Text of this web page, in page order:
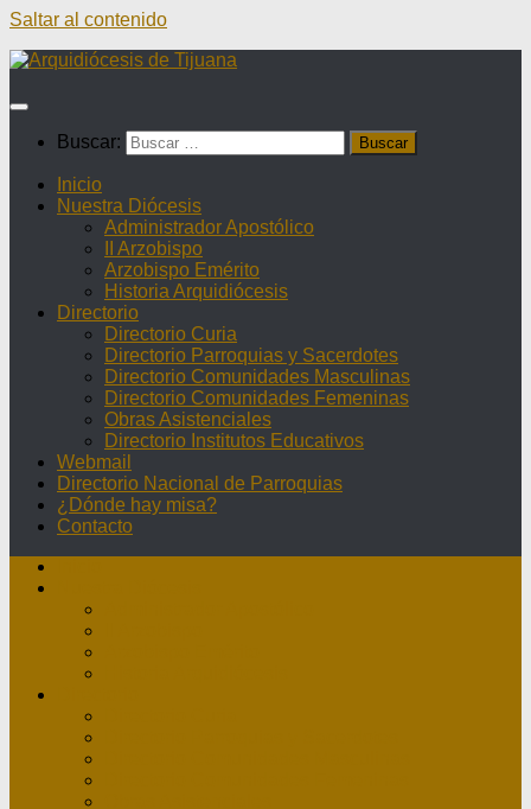
Saltar al contenido
Buscar:
Inicio
Nuestra Diócesis
Administrador Apostólico
II Arzobispo
Arzobispo Emérito
Historia Arquidiócesis
Directorio
Directorio Curia
Directorio Parroquias y Sacerdotes
Directorio Comunidades Masculinas
Directorio Comunidades Femeninas
Obras Asistenciales
Directorio Institutos Educativos
Webmail
Directorio Nacional de Parroquias
¿Dónde hay misa?
Contacto